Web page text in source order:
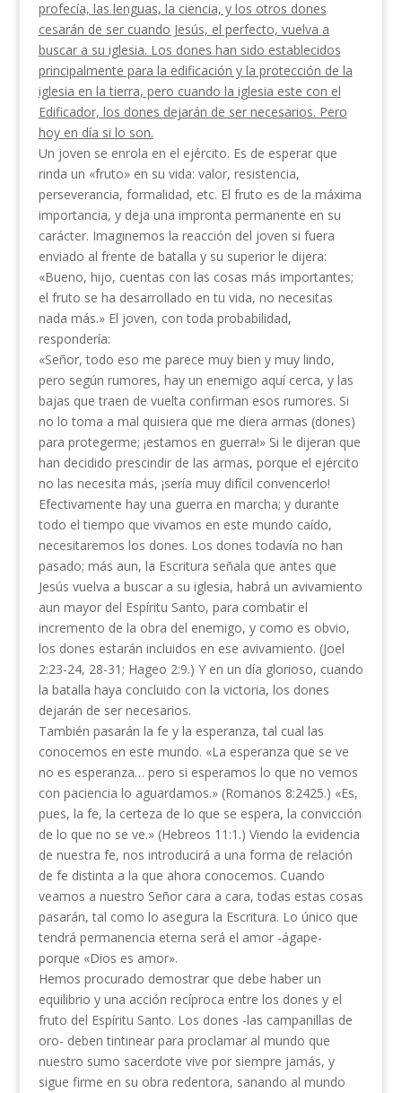
profecía, las lenguas, la ciencia, y los otros dones
cesarán de ser cuando Jesús, el perfecto, vuelva a
buscar a su iglesia. Los dones han sido esta­blecidos
principalmente para la edificación y la protección de la
iglesia en la tierra, pero cuando la igle­sia este con el
Edificador, los dones dejarán de ser necesarios. Pero
hoy en día si lo son.
Un joven se enrola en el ejército. Es de esperar que
rinda un «fruto» en su vida: valor, resistencia,
perseverancia, formalidad, etc. El fruto es de la máxima
importancia, y deja una impronta permanente en su
carácter. Imaginemos la reacción del joven si fuera
enviado al frente de batalla y su superior le dijera:
«Bueno, hijo, cuentas con las cosas más importan­tes;
el fruto se ha desarrollado en tu vida, no nece­sitas
nada más.» El joven, con toda probabilidad,
respondería:
«Señor, todo eso me parece muy bien y muy lindo,
pero según rumores, hay un enemigo aquí cerca, y las
bajas que traen de vuelta confirman esos rumores. Si
no lo toma a mal quisiera que me diera armas (dones)
para protegerme; ¡estamos en guerra!» Si le dijeran que
han decidido prescindir de las armas, por­que el ejército
no las necesita más, ¡sería muy difícil convencerlo!
Efectivamente hay una guerra en marcha; y du­rante
todo el tiempo que vivamos en este mundo caído,
necesitaremos los dones. Los dones todavía no han
pasado; más aun, la Escritura señala que antes que
Jesús vuelva a buscar a su iglesia, habrá un avivamiento
aun mayor del Espíritu Santo, para combatir el
incremento de la obra del enemigo, y como es obvio,
los dones estarán incluidos en ese avi­vamiento. (Joel
2:23-24, 28-31; Hageo 2:9.) Y en un día glorioso, cuando
la batalla haya concluido con la victoria, los dones
dejarán de ser necesarios.
También pasarán la fe y la esperanza, tal cual las
conocemos en este mundo. «La esperanza que se ve
no es esperanza… pero si esperamos lo que no ve­mos
con paciencia lo aguardamos.» (Romanos 8:24­25.) «Es,
pues, la fe, la certeza de lo que se espera, la convicción
de lo que no se ve.» (Hebreos 11:1.) Viendo la evidencia
de nuestra fe, nos introducirá a una forma de relación
de fe distinta a la que ahora conocemos. Cuando
veamos a nuestro Señor cara a cara, todas estas cosas
pasarán, tal como lo asegura la Escritura. Lo único que
tendrá permanencia eterna será el amor -ágape-
porque «Dios es amor».
Hemos procurado demostrar que debe haber un
equilibrio y una acción recíproca entre los dones y el
fruto del Espíritu Santo. Los dones -las campa­nillas de
oro- deben tintinear para proclamar al mun­do que
nuestro sumo sacerdote vive por siempre ja­más, y
sigue firme en su obra redentora, sanando al mundo